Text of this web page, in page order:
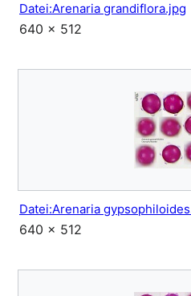
Datei:Arenaria grandiflora.jpg
640 × 512
Datei:Arenaria
640 × 512